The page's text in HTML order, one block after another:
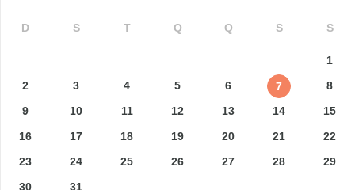
D S T Q Q S S
1
2
3 4 5 6 7
8
9
10 11 12 13 14
15
16
17 18 19 20 21
22
23
24 25 26 27 28
29
30
31